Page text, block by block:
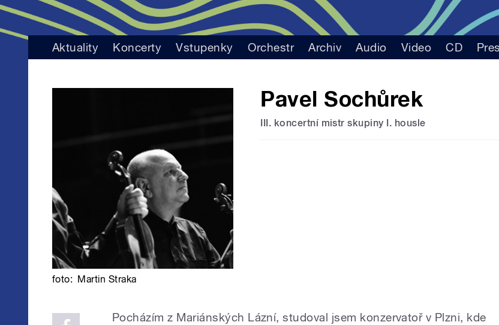
Aktuality Koncerty Vstupenky Orchestr Archiv Audio Video CD
Pavel Sochůrek
III. koncertní mistr skupiny I. housle
foto: Martin Straka
Pocházím z Mariánských Lázní, studoval jsem konzervatoř v Plzni, kde